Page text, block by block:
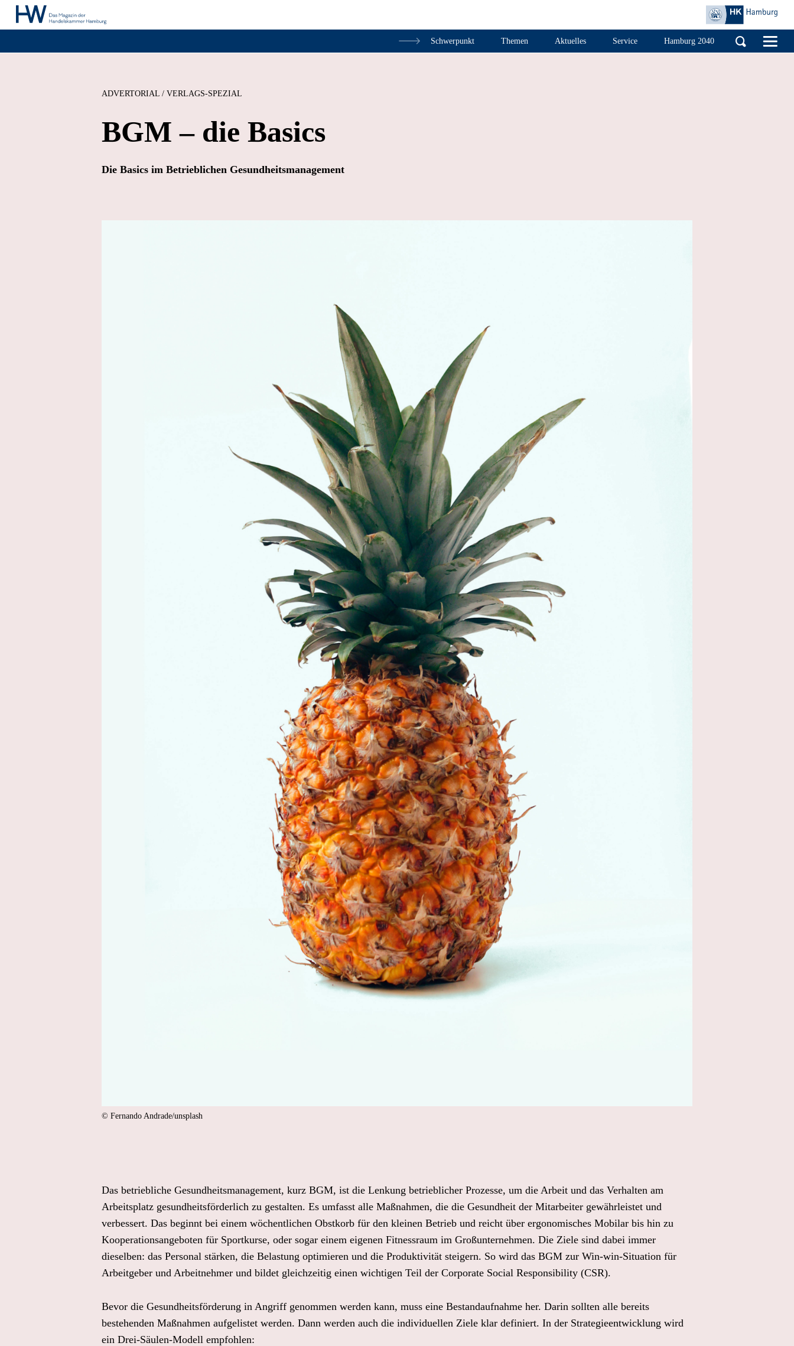
Handelskammer
Schwerpunkt Themen Aktuelles Service Hamburg 2040
ADVERTORIAL / VERLAGS-SPEZIAL
BGM – die Basics
Die Basics im Betrieblichen Gesundheitsmanagement
© Fernando Andrade/unsplash
Das betriebliche Gesundheitsmanagement, kurz BGM, ist die Lenkung betrieblicher Prozesse, um die Arbeit und das Verhalten am
Arbeitsplatz gesundheitsförderlich zu gestalten. Es umfasst alle Maßnahmen, die die Gesundheit der Mitarbeiter gewährleistet und
verbessert. Das beginnt bei einem wöchentlichen Obstkorb für den kleinen Betrieb und reicht über ergonomisches Mobilar bis hin zu
Kooperationsangeboten für Sportkurse, oder sogar einem eigenen Fitnessraum im Großunternehmen. Die Ziele sind dabei immer
dieselben: das Personal stärken, die Belastung optimieren und die Produktivität steigern. So wird das BGM zur Win-win-Situation für
Arbeitgeber und Arbeitnehmer und bildet gleichzeitig einen wichtigen Teil der Corporate Social Responsibility (CSR).
Bevor die Gesundheitsförderung in Angriff genommen werden kann, muss eine Bestandaufnahme her. Darin sollten alle bereits
bestehenden Maßnahmen aufgelistet werden. Dann werden auch die individuellen Ziele klar definiert. In der Strategieentwicklung wird
ein Drei-Säulen-Modell empfohlen: